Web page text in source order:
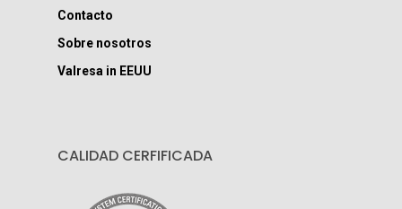
Contacto
Sobre nosotros
Valresa in EEUU
CALIDAD CERFIFICADA